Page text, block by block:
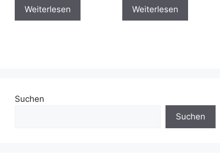
Weiterlesen Weiterlesen
Suchen
Suchen